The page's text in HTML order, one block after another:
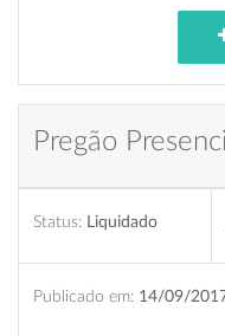
Pregão
Status: Liquidado
Publicado em: 14/09/